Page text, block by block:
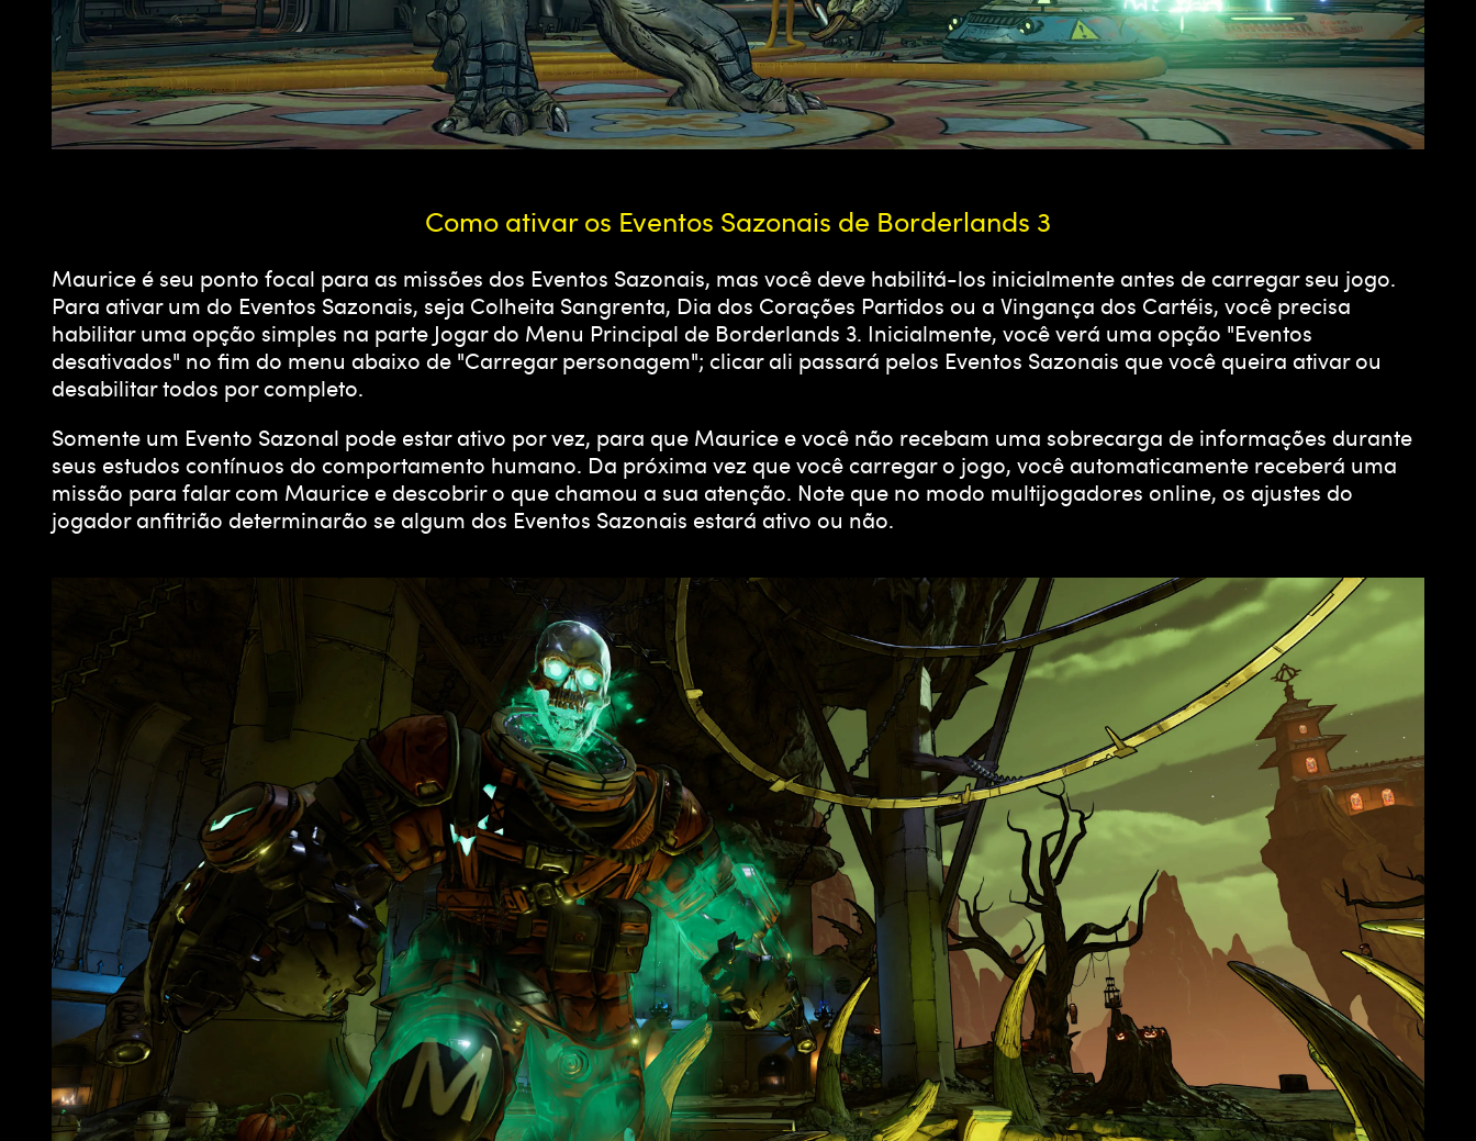
Como ativar os Eventos Sazonais de Borderlands 3
Maurice é seu ponto focal para as missões dos Eventos Sazonais, mas você deve habilitá-los inicialmente antes de carregar seu jogo.
Para ativar um do Eventos Sazonais, seja Colheita Sangrenta, Dia dos Corações Partidos ou a Vingança dos Cartéis, você precisa
habilitar uma opção simples na parte Jogar do Menu Principal de Borderlands 3. Inicialmente, você verá uma opção "Eventos
desativados" no fim do menu abaixo de "Carregar personagem"; clicar ali passará pelos Eventos Sazonais que você queira ativar ou
desabilitar todos por completo.
Somente um Evento Sazonal pode estar ativo por vez, para que Maurice e você não recebam uma sobrecarga de informações durante
seus estudos contínuos do comportamento humano. Da próxima vez que você carregar o jogo, você automaticamente receberá uma
missão para falar com Maurice e descobrir o que chamou a sua atenção. Note que no modo multijogadores online, os ajustes do
jogador anfitrião determinarão se algum dos Eventos Sazonais estará ativo ou não.